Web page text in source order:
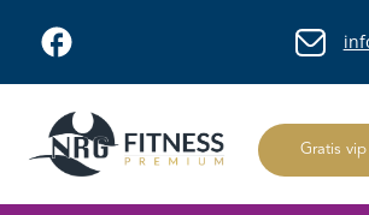
Gratis vip